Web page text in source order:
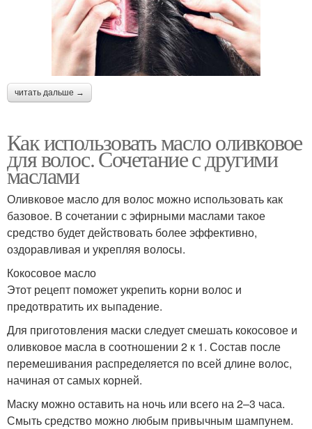
читать дальше →
Как использовать масло оливковое
для волос. Сочетание с другими
маслами
Оливковое масло для волос можно использовать как
базовое. В сочетании с эфирными маслами такое
средство будет действовать более эффективно,
оздоравливая и укрепляя волосы.
Кокосовое масло
Этот рецепт поможет укрепить корни волос и
предотвратить их выпадение.
Для приготовления маски следует смешать кокосовое и
оливковое масла в соотношении 2 к 1. Состав после
перемешивания распределяется по всей длине волос,
начиная от самых корней.
Маску можно оставить на ночь или всего на 2–3 часа.
Смыть средство можно любым привычным шампунем.